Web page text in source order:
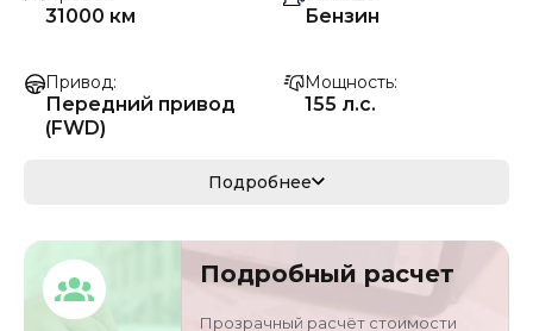
31000 км Бензин
Привод
Передний привод
(FWD)
Мощность
155 л.с.
114 кВ
Кузов
кроссовер/
внедорожник
LVRHDCAC7PN0238
Подробнее
Подробный расчет
Прозрачный расчёт стоимости